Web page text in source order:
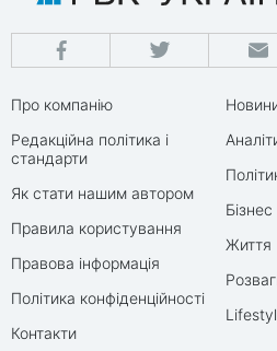
Про компанію
Редакційна політика і
стандарти
Як стати нашим автором
Правила користування
Правова інформація
Політика конфіденційності
Контакти
Бізнес
Життя